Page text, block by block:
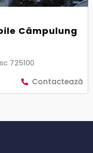
Câmpulung
725100
Contactează